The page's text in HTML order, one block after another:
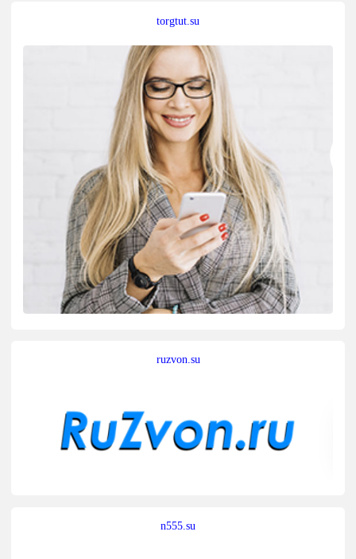
torgtut.su
ruzvon.su
n555.su